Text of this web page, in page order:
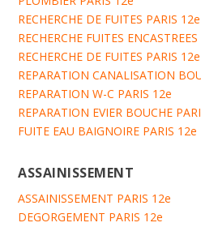
RECHERCHE DE FUITES PARIS 12e
RECHERCHE FUITES
RECHERCHE DE FUITES PARIS 12e
REPARATION CANALISATION
REPARATION W-C PARIS 12e
REPARATION EVIER BOUCHE
FUITE EAU BAIGNOIRE PARIS 12e
ASSAINISSEMENT
ASSAINISSEMENT PARIS 12e
DEGORGEMENT PARIS 12e